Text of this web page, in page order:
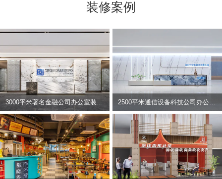
装修案例
2500平米通信设备科技公司办公室设计 | 宇泰科技